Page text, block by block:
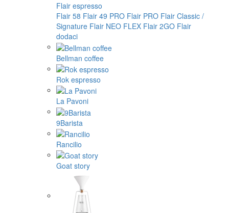
Flair espresso
Flair 58 Flair 49 PRO Flair PRO Flair Classic /
Signature Flair NEO FLEX Flair 2GO Flair
dodaci
Bellman coffee
Rok espresso
La Pavoni
9Barista
Rancilio
Goat story